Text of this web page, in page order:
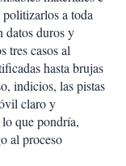
a toda
datos duros y
tres casos al
hasta brujas
indicios, las pistas
claro y
que pondría,
al proceso